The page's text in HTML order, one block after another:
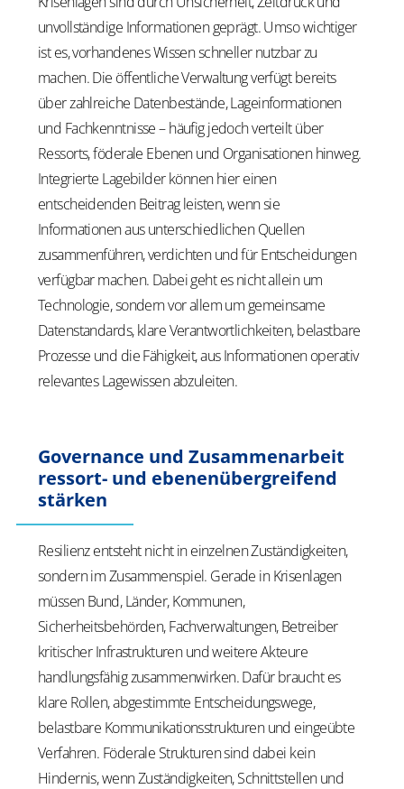
unvollständige Informationen geprägt. Umso wichtiger
ist es, vorhandenes Wissen schneller nutzbar zu
machen. Die öffentliche Verwaltung verfügt bereits
über zahlreiche Datenbestände, Lageinformationen
und Fachkenntnisse – häufig jedoch verteilt über
Ressorts, föderale Ebenen und Organisationen hinweg.
Integrierte Lagebilder können hier einen
entscheidenden Beitrag leisten, wenn sie
Informationen aus unterschiedlichen Quellen
zusammenführen, verdichten und für Entscheidungen
verfügbar machen. Dabei geht es nicht allein um
Technologie, sondern vor allem um gemeinsame
Datenstandards, klare Verantwortlichkeiten, belastbare
Prozesse und die Fähigkeit, aus Informationen operativ
relevantes Lagewissen abzuleiten.
Governance und Zusammenarbeit
ressort- und ebenenübergreifend
stärken
Resilienz entsteht nicht in einzelnen Zuständigkeiten,
sondern im Zusammenspiel. Gerade in Krisenlagen
müssen Bund, Länder, Kommunen,
Sicherheitsbehörden, Fachverwaltungen, Betreiber
kritischer Infrastrukturen und weitere Akteure
handlungsfähig zusammenwirken. Dafür braucht es
klare Rollen, abgestimmte Entscheidungswege,
belastbare Kommunikationsstrukturen und eingeübte
Verfahren. Föderale Strukturen sind dabei kein
Hindernis, wenn Zuständigkeiten, Schnittstellen und